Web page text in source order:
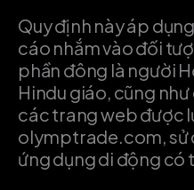
Quy định này áp
cáo nhắm vào đối
phần đông là người
Hindu giáo, cũng
các trang web được
olymptrade.com, sử
ứng dụng di động có